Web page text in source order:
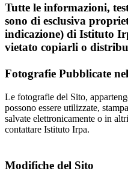
Tutte le informazioni,
sono di esclusiva
indicazione) di Istituto
vietato copiarli o
Fotografie Pubblicate
Le fotografie del Sito,
possono essere utilizzate,
salvate elettronicamente o in
contattare Istituto Irpa.
Modifiche del Sito